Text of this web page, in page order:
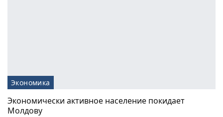
Экономика
Экономически активное население покидает
Молдову